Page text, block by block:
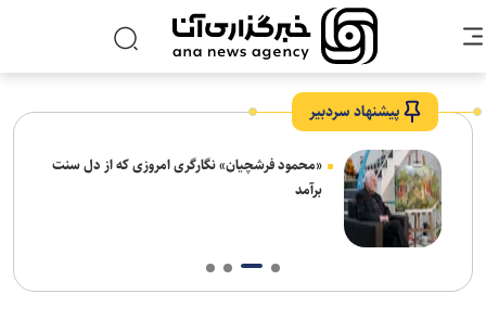
پیشنهاد سردبیر
«محمود فرشچیان» نگارگری امروزی که از دل سنت
برآمد